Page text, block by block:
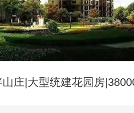
庄|大型统建花园房